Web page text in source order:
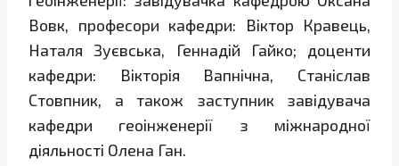
Вовк, професори кафедри: Віктор Кравець,
Наталя Зуєвська, Геннадій Гайко; доценти
кафедри: Вікторія Вапнічна, Станіслав
Стовпник, а також заступник завідувача
кафедри геоінженерії з міжнародної
діяльності Олена Ган.